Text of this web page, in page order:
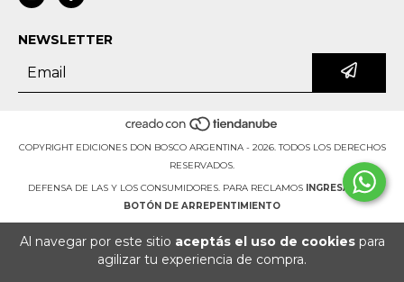
Al navegar por este sitio aceptás el uso de cookiespara
agilizar tu experiencia de compra.
NEWSLETTER
COPYRIGHT EDICIONES DON BOSCO ARGENTINA - 2026. TODOS LOS DERECHOS
RESERVADOS.
DEFENSA DE LAS Y LOS CONSUMIDORES. PARA RECLAMOS
INGRESÁ ACÁ.
BOTÓN DE ARREPENTIMIENTO